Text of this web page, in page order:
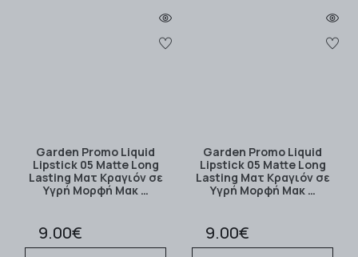
Garden Promo Liquid
Lipstick 05 Matte Long
Lasting Ματ Κραγιόν σε
Υγρή Μορφή Μακ …
9.00€
Garden Promo Liquid
Lipstick 05 Matte Long
Lasting Ματ Κραγιόν σε
Υγρή Μορφή Μακ …
9.00€